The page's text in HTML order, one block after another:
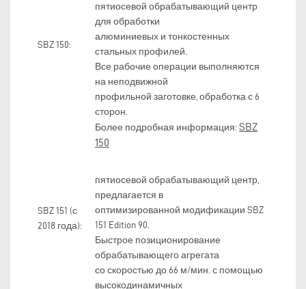
SBZ 150:
пятиосевой обрабатывающий центр
для обработки
алюминиевых и тонкостенных
стальных профилей.
Все рабочие операции выполняются
на неподвижной
профильной заготовке, обработка с 6
сторон.
Более подробная информация: SBZ
150
SBZ 151 (с
2018 года):
пятиосевой обрабатывающий центр,
предлагается в
оптимизированной модификации SBZ
151 Edition 90.
Быстрое позиционирование
обрабатывающего агрегата
со скоростью до 66 м/мин. с помощью
высокодинамичных